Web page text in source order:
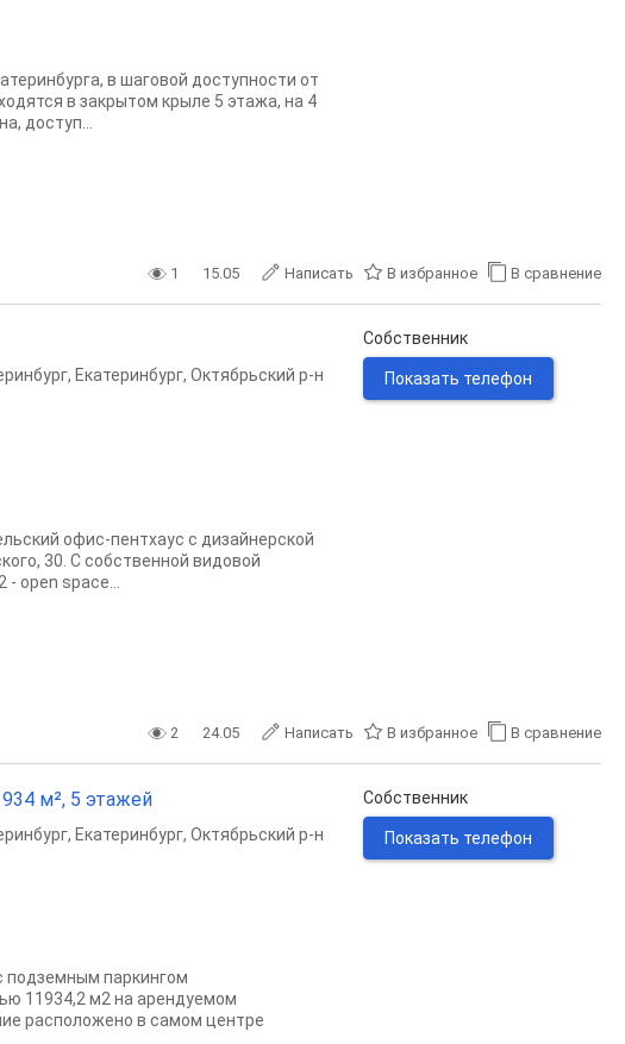
в шаговой доступности от
в закрытом крыле 5 этажа, на 4
доступ...
1 15.05 Написать В избранное В сравнение
, Екатеринбург, Октябрьский р-н
офис-пентхаус с дизайнерской
30. С собственной видовой
open space...
Собственник
Показать телефон
2 24.05 Написать В избранное В сравнение
м², 5 этажей
, Екатеринбург, Октябрьский р-н
пoдзeмным паpкингoм
11934,2 м2 нa aрeндуемoм
pасположeнo в сaмoм цeнтpe
Собственник
Показать телефон